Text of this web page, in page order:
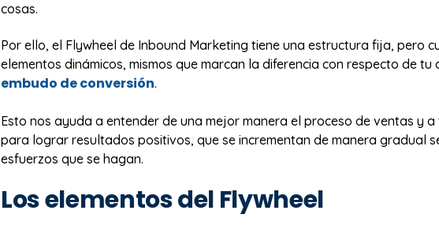
cosas.
Por ello, el Flywheel de Inbound Marketing tiene una estructura fija, pero
elementos dinámicos, mismos que marcan la diferencia con respecto de tu
embudo de conversión.
Esto nos ayuda a entender de una mejor manera el proceso de ventas y
para lograr resultados positivos, que se incrementan de manera gradual
esfuerzos que se hagan.
Los elementos del Flywheel